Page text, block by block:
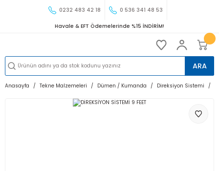
0232 483 42 18 0 536 341 48 53
Havale & EFT Ödemelerinde %15 İNDİRİM!
ARA
Anasayfa Tekne Malzemeleri Dümen / Kumanda Direksiyon Sistemi